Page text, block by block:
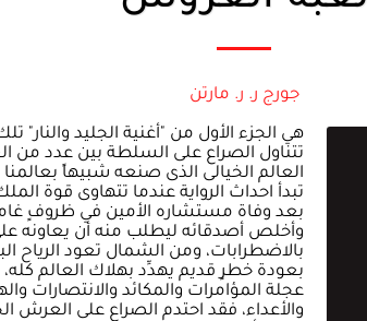
جورج ر. ر. مارتن
هي الجزء الأول من "أغنية الجليد والنار"
تتناول الصراع على السلطة بين عدد من
العالم الخيالى الذى صنعه شبيهاً
تبدأ احداث الرواية عندما تتهاوى قوة
بعد وفاة مستشاره الأمين في ظروفٍ
وأخلص أصدقائه ليطلب منه أن يعاونه
بالاضطرابات، ومن الشمال تعود الرياح
بعودة خطرٍ قديم يهدِّد بهلاك العالم كله،
عجلة المؤامرات والمكائد والانتصارات
والأعداء، فقد احتدم الصراع على العرش